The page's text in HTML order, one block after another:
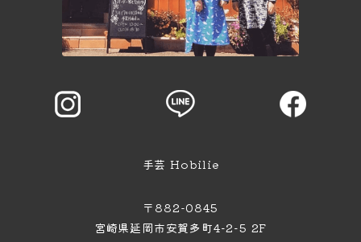
手芸 Hobilie
〒882-0845
宮崎県延岡市安賀多町4−2−5 2F